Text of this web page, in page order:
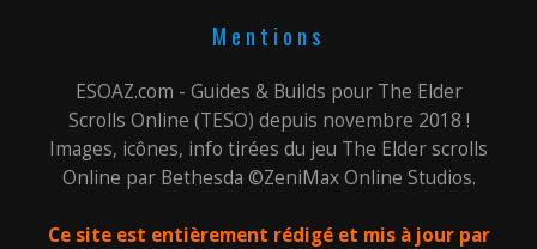
Mentions
ESOAZ.com - Guides & Builds pour The Elder
Scrolls Online (TESO) depuis novembre 2018 !
Images, icônes, info tirées du jeu The Elder scrolls
Online par Bethesda ©ZeniMax Online Studios.
Ce site est entièrement rédigé et mis à jour par